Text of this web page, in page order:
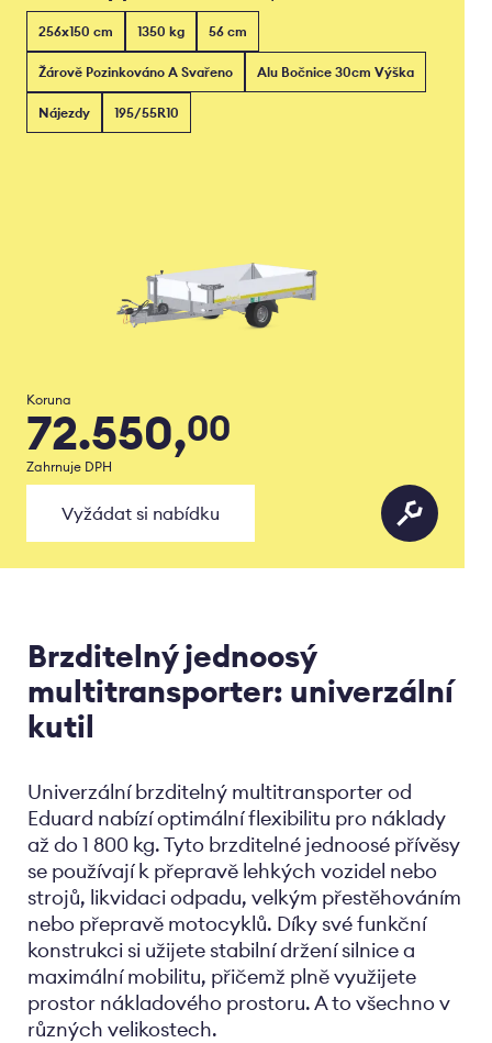
256x150 cm 1350 kg 56 cm
Žárově Pozinkováno A Svařeno Alu Bočnice 30cm Výška
Nájezdy 195/55R10
Koruna
72.550,00
Zahrnuje DPH
Vyžádat si nabídku
Brzditelný jednoosý
multitransporter: univerzální
kutil
Univerzální brzditelný multitransporter od
Eduard nabízí optimální flexibilitu pro náklady
až do 1 800 kg. Tyto brzditelné jednoosé přívěsy
se používají k přepravě lehkých vozidel nebo
strojů, likvidaci odpadu, velkým přestěhováním
nebo přepravě motocyklů. Díky své funkční
konstrukci si užijete stabilní držení silnice a
maximální mobilitu, přičemž plně využijete
prostor nákladového prostoru. A to všechno v
různých velikostech.